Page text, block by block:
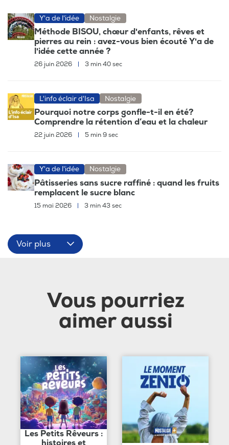
Y'a de l'idée Nostalgie
Méthode BISOU, chœur d'enfants, rêves et
pierres au rein : avez-vous bien écouté Y'a de
l'idée cette année ?
26 juin 2026 3 min 40 sec
L'info éclair d'Isa Nostalgie
Pourquoi notre corps gonfle-t-il en été?
Comprendre la rétention d’eau et la chaleur
22 juin 2026 5 min 9 sec
Y'a de l'idée Nostalgie
Pâtisseries sans sucre raffiné : quand les fruits
remplacent le sucre blanc
15 mai 2026 3 min 43 sec
Voir plus
Vous pourriez
aimer aussi
Les Petits Rêveurs :
histoires et